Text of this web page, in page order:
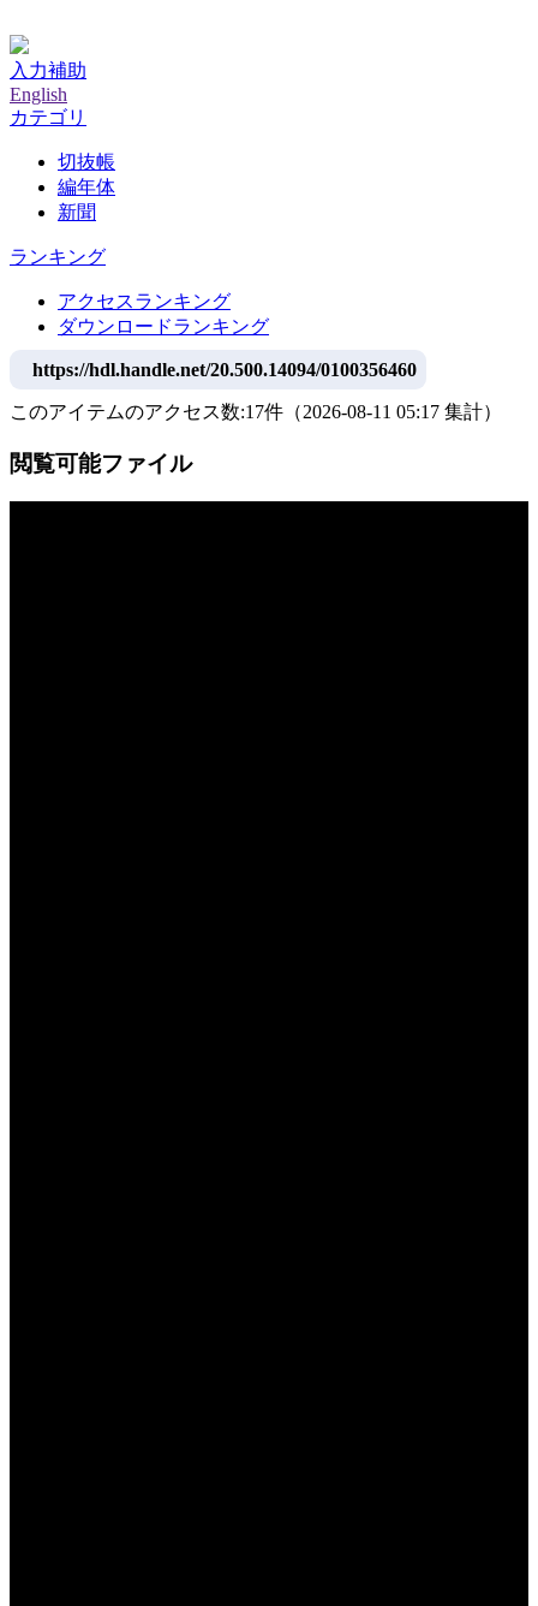
入力補助
English
カテゴリ
切抜帳
編年体
新聞
ランキング
アクセスランキング
ダウンロードランキング
https://hdl.handle.net/20.500.14094/0100356460
このアイテムのアクセス数:17件 （2026-08-11 05:17 集計）
閲覧可能ファイル